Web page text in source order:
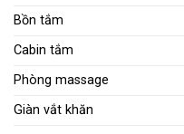
Bồn tắm
Cabin tắm
Phòng massage
Giàn vắt khăn